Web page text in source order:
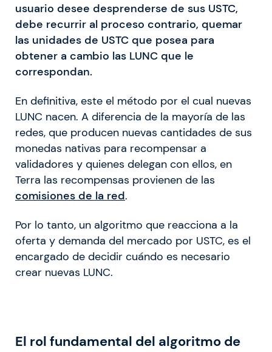
usuario desee desprenderse de sus USTC,
debe recurrir al proceso contrario, quemar
las unidades de USTC que posea para
obtener a cambio las LUNC que le
correspondan.
En definitiva, este el método por el cual nuevas
LUNC nacen. A diferencia de la mayoría de las
redes, que producen nuevas cantidades de sus
monedas nativas para recompensar a
validadores y quienes delegan con ellos, en
Terra las recompensas provienen de las
comisiones de la red.
Por lo tanto, un algoritmo que reacciona a la
oferta y demanda del mercado por USTC, es el
encargado de decidir cuándo es necesario
crear nuevas LUNC.
El rol fundamental del algoritmo de